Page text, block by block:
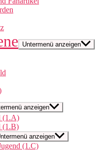
Untermenü anzeigen
anzeigen
(1.A)
(1.B)
anzeigen
(1.C)